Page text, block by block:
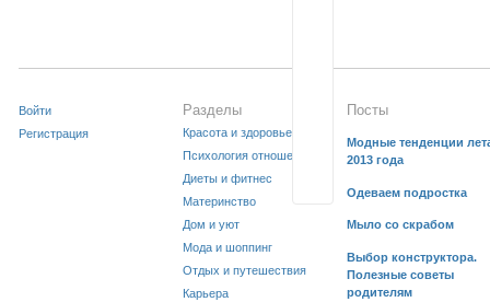
Войти
Регистрация
Разделы
Красота и здоровье
Психология отношений
Диеты и фитнес
Материнство
Дом и уют
Мода и шоппинг
Отдых и путешествия
Карьера
Посты
Модные тенденции
2013 года
Одеваем подростка
Мыло со скрабом
Выбор конструктора.
Полезные советы
родителям